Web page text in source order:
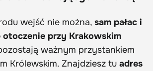
wejść nie można, sam pałac i
otoczenie przy Krakowskim
ważnym przystankiem
Królewskim. Znajdziesz tu adres